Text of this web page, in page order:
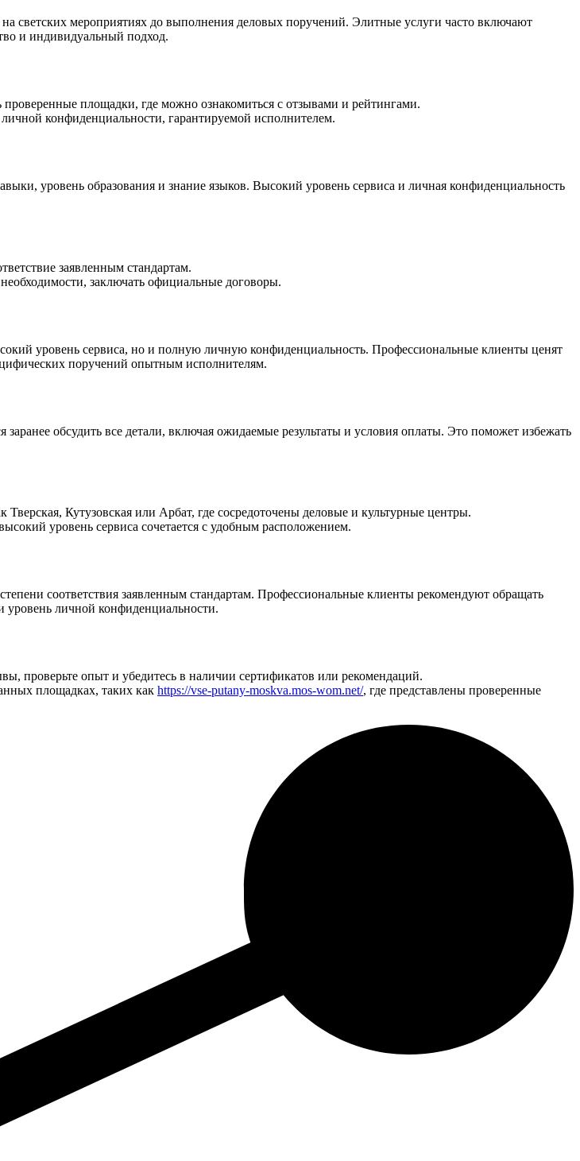
светских мероприятиях до выполнения деловых поручений. Элитные услуги часто включают
и индивидуальный подход.
площадки, где можно ознакомиться с отзывами и рейтингами.
конфиденциальности, гарантируемой исполнителем.
уровень образования и знание языков. Высокий уровень сервиса и личная конфиденциальность
заявленным стандартам.
заключать официальные договоры.
уровень сервиса, но и полную личную конфиденциальность. Профессиональные клиенты ценят
поручений опытным исполнителям.
обсудить все детали, включая ожидаемые результаты и условия оплаты. Это поможет избежать
Кутузовская или Арбат, где сосредоточены деловые и культурные центры.
уровень сервиса сочетается с удобным расположением.
соответствия заявленным стандартам. Профессиональные клиенты рекомендуют обращать
уровень личной конфиденциальности.
проверьте опыт и убедитесь в наличии сертификатов или рекомендаций.
площадках, таких как https://vse-putany-moskva.mos-wom.net/, где представлены проверенные